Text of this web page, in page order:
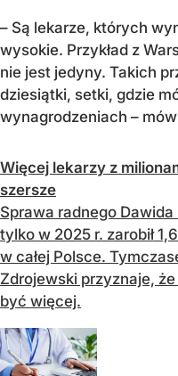
– Są lekarze, których
wysokie. Przykład z
nie jest jedyny. Takich
dziesiątki, setki, gdzie
wynagrodzeniach –
Więcej lekarzy z
szersze
Sprawa radnego
tylko w 2025 r. zarobił
w całej Polsce.
Zdrojewski przyznaje,
być więcej.